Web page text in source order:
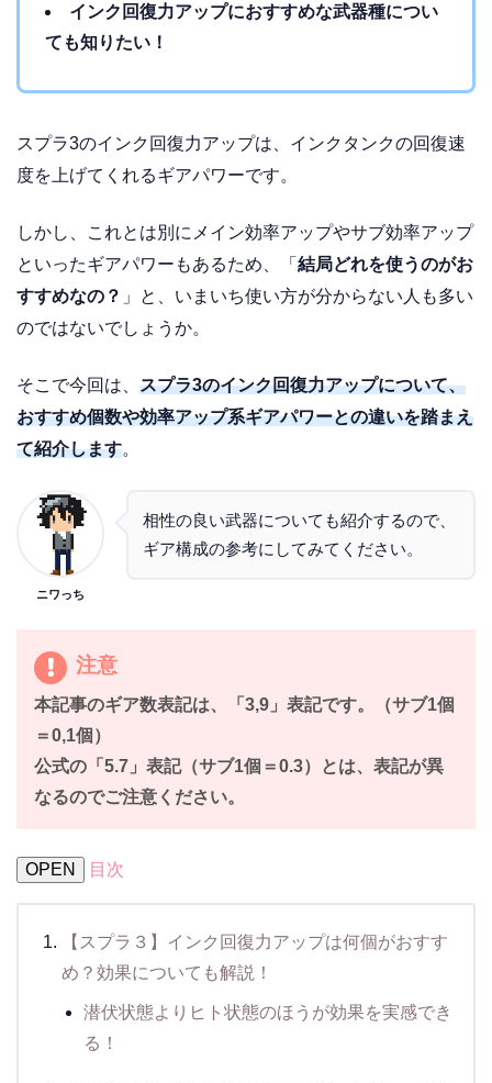
インク回復力アップにおすすめな武器種につい
ても知りたい！
スプラ3のインク回復力アップは、インクタンクの回復速
度を上げてくれるギアパワーです。
しかし、これとは別にメイン効率アップやサブ効率アップ
といったギアパワーもあるため、「 結局どれを使うのがお
すすめなの？ 」と、いまいち使い方が分からない人も多い
のではないでしょうか。
そこで今回は、 スプラ3のインク回復力アップについて、
おすすめ個数や効率アップ系ギアパワーとの違いを踏まえ
て紹介します。
ニワっち
相性の良い武器についても紹介するので、
ギア構成の参考にしてみてください。
注意
本記事のギア数表記は、「3,9」表記です。（サブ1個
＝0,1個）
公式の「5.7」表記（サブ1個＝0.3）とは、表記が異
なるのでご注意ください。
OPEN 目次
【スプラ３】インク回復力アップは何個がおすす
め？効果についても解説！
潜伏状態よりヒト状態のほうが効果を実感でき
る！